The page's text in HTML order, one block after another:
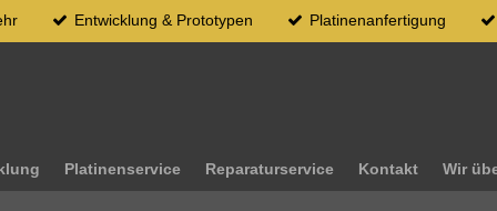
Entwicklung & Prototypen Platinenanfertigung
Platinenservice Reparaturservice Kontakt Wir